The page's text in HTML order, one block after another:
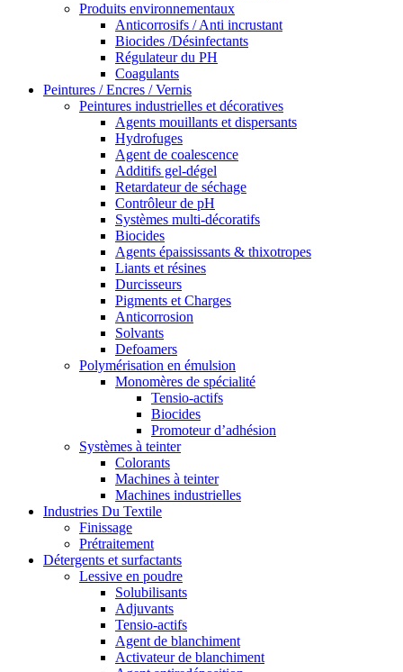
Produits environnementaux
Anticorrosifs / Anti incrustant
Biocides /Désinfectants
Régulateur du PH
Coagulants
Peintures / Encres / Vernis
Peintures industrielles et décoratives
Agents mouillants et dispersants
Hydrofuges
Agent de coalescence
Additifs gel-dégel
Retardateur de séchage
Contrôleur de pH
Systèmes multi-décoratifs
Biocides
Agents épaississants & thixotropes
Liants et résines
Durcisseurs
Pigments et Charges
Anticorrosion
Solvants
Defoamers
Polymérisation en émulsion
Monomères de spécialité
Tensio-actifs
Biocides
Promoteur d’adhésion
Systèmes à teinter
Colorants
Machines à teinter
Machines industrielles
Industries Du Textile
Finissage
Prétraitement
Détergents et surfactants
Lessive en poudre
Solubilisants
Adjuvants
Tensio-actifs
Agent de blanchiment
Activateur de blanchiment